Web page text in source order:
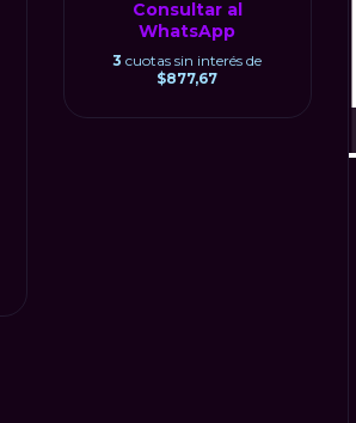
Consultar al
WhatsApp
3 cuotas sin interés de
$877,67